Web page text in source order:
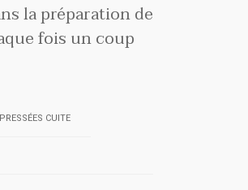
la préparation de
fois un coup
CUITE